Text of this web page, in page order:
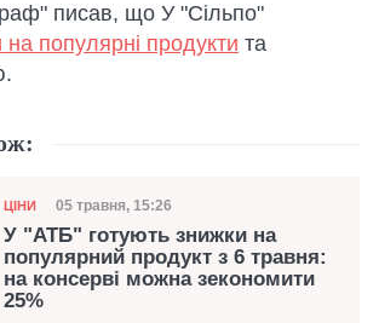
писав, що У "Сільпо"
популярні продукти та
Категорія
ЦІНИ Дата публікації
05 травня, 15:26
У "АТБ" готують знижки на
популярний продукт з 6 травня:
на консерві можна зекономити
25%